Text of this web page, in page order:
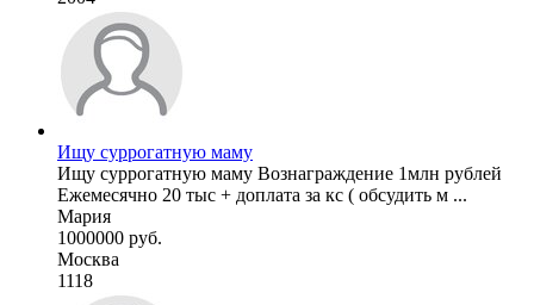
Ищу суррогатную маму
Ищу суррогатную маму Вознаграждение 1млн рублей
Ежемесячно 20 тыс + доплата за кс ( обсудить м ...
Мария
1000000 руб.
Москва
1118